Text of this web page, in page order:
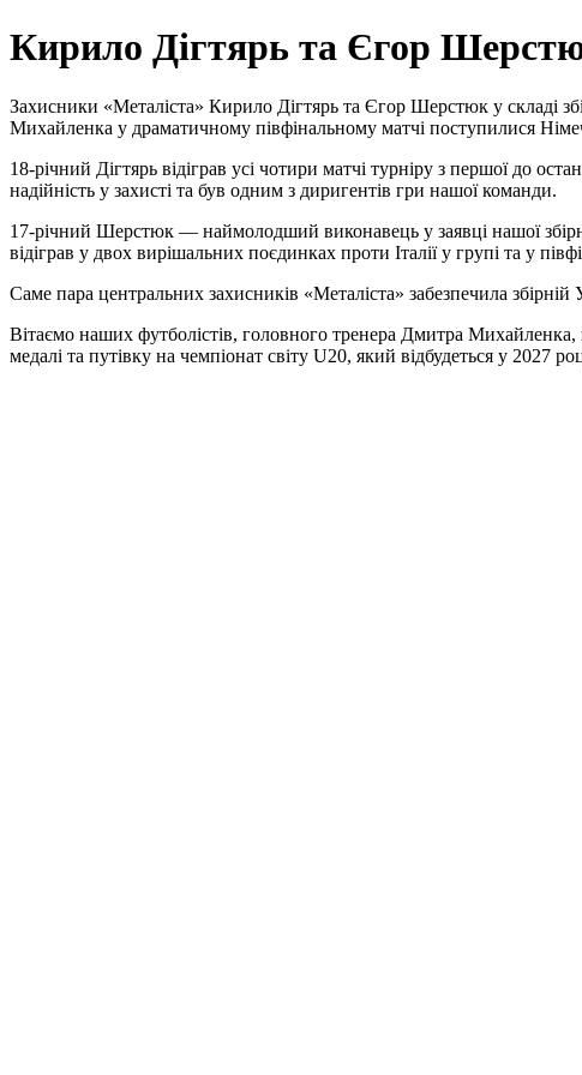
Кирило Дігтярь та Єгор
Захисники «Металіста» Кирило Дігтярь та Єгор Шерстюк у складі
Михайленка у драматичному півфінальному матчі поступилися
18-річний Дігтярь відіграв усі чотири матчі турніру з першої до
надійність у захисті та був одним з диригентів гри нашої команди.
17-річний Шерстюк — наймолодший виконавець у заявці нашої
відіграв у двох вирішальних поєдинках проти Італії у групі та у
Саме пара центральних захисників «Металіста» забезпечила
Вітаємо наших футболістів, головного тренера Дмитра Михайленка,
медалі та путівку на чемпіонат світу U20, який відбудеться у 2027